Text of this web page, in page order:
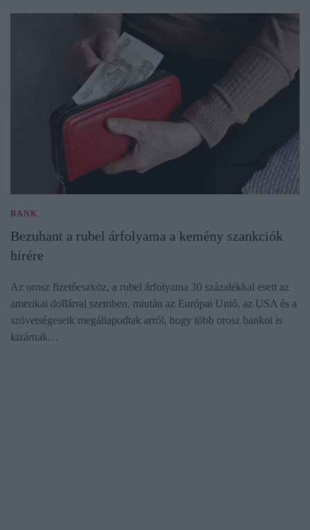
BANK
Bezuhant a rubel árfolyama a kemény szankciók
hírére
Az orosz fizetőeszköz, a rubel árfolyama 30 százalékkal esett az
amerikai dollárral szemben, miután az Európai Unió, az USA és a
szövetségeseik megállapodtak arról, hogy több orosz bankot is
kizárnak…